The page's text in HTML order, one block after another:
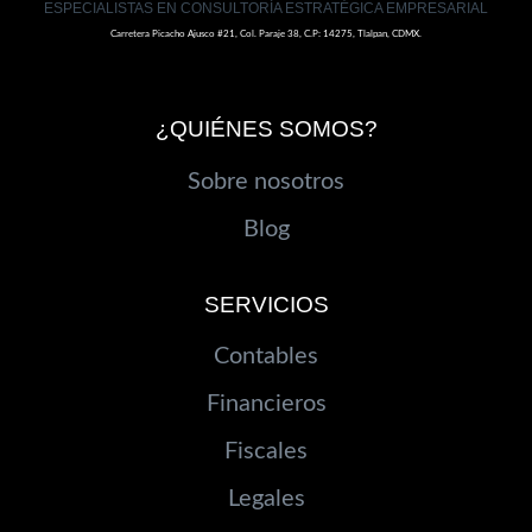
ESPECIALISTAS EN CONSULTORÍA ESTRATÉGICA EMPRESARIAL
Carretera Picacho Ajusco #21, Col. Paraje 38, C.P: 14275, Tlalpan, CDMX.
¿QUIÉNES SOMOS?
Sobre nosotros
Blog
SERVICIOS
Contables
Financieros
Fiscales
Legales